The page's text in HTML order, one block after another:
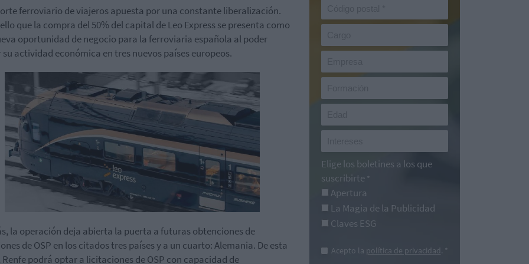
ferroviario de viajeros apuesta por una constante liberalización.
que la compra del 50% del capital de Leo Express se presenta como
oportunidad de negocio para la ferroviaria española al poder
su actividad económica en tres nuevos países europeos.
la operación deja abierta la puerta a futuras obtenciones de
de OSP en los citados tres países y a un cuarto: Alemania. De esta
podrá optar a licitaciones de OSP con capacidad de
Elige los boletines a los que
suscribirte *
Apertura
La Magia de la Publicidad
Claves ESG
Acepto la política de privacidad. *